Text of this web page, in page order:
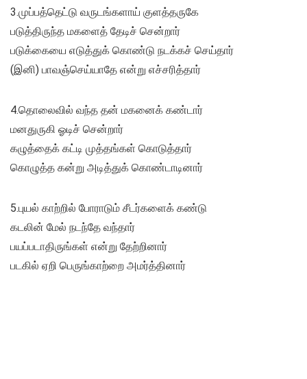
3.முப்பத்தெட்டு வருடங்களாய் குளத்தருகே
படுத்திருந்த மகளைத் தேடிச் சென்றார்
படுக்கையை எடுத்துக் கொண்டு நடக்கச் செய்தார்
(இனி) பாவஞ்செய்யாதே என்று எச்சரித்தார்
4.தொலைவில் வந்த தன் மகனைக் கண்டார்
மனதுருகி ஓடிச் சென்றார்
கழுத்தைக் கட்டி முத்தங்கள் கொடுத்தார்
கொழுத்த கன்று அடித்துக் கொண்டாடினார்
5.புயல் காற்றில் போராடும் சீடர்களைக் கண்டு
கடலின் மேல் நடந்தே வந்தார்
பயப்படாதிருங்கள் என்று தேற்றினார்
படகில் ஏறி பெருங்காற்றை அமர்த்தினார்